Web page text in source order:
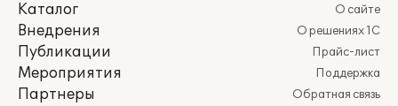
Каталог
Внедрения
Публикации
Мероприятия
Партнеры
О сайте
О решениях 1С
Прайс-лист
Поддержка
Обратная связь